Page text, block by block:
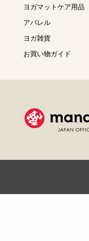
ヨガマットケア用品
アパレル
ヨガ雑貨
お買い物ガイド